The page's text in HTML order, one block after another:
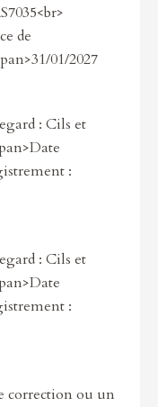
de
01/2027
: Cils et
:
: Cils et
:
correction ou un